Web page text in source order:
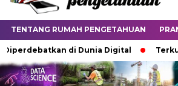
TENTANG RUMAH PENGETAHUAN
di Dunia Digital Terkubur